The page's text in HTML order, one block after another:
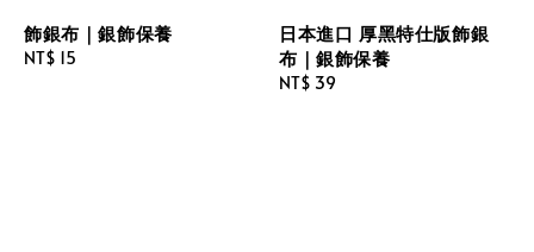
飾銀布｜銀飾保養
Regular
NT$ 15
日本進口 厚黑特仕版飾銀
布｜銀飾保養
Regular
NT$ 39